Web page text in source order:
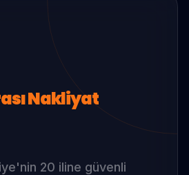
Nakliyat
20 iline güvenli